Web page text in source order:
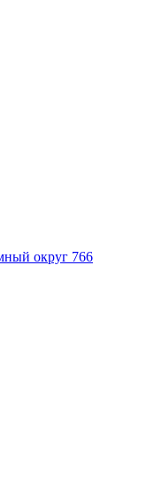
округ 766